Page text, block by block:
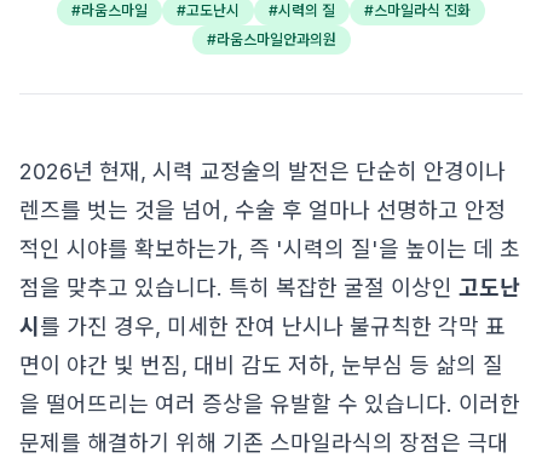
#라움스마일 #고도난시 #시력의 질 #스마일라식 진화
#라움스마일안과의원
2026년 현재, 시력 교정술의 발전은 단순히 안경이나
렌즈를 벗는 것을 넘어, 수술 후 얼마나 선명하고 안정
적인 시야를 확보하는가, 즉 '시력의 질'을 높이는 데 초
점을 맞추고 있습니다. 특히 복잡한 굴절 이상인 고도난
시 를 가진 경우, 미세한 잔여 난시나 불규칙한 각막 표
면이 야간 빛 번짐, 대비 감도 저하, 눈부심 등 삶의 질
을 떨어뜨리는 여러 증상을 유발할 수 있습니다. 이러한
문제를 해결하기 위해 기존 스마일라식의 장점은 극대